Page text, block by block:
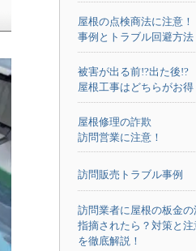
屋根の点検商法に注意！
事例とトラブル回避方法
被害が出る前!?出た後!?
屋根工事はどちらがお得
屋根修理の詐欺
訪問営業に注意！
訪問販売トラブル事例
訪問業者に屋根の板金の
指摘されたら？対策と注
を徹底解説！